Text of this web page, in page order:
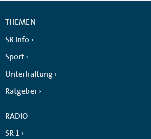
THEMEN
SR info
Sport
Unterhaltung
Ratgeber
RADIO
SR 1